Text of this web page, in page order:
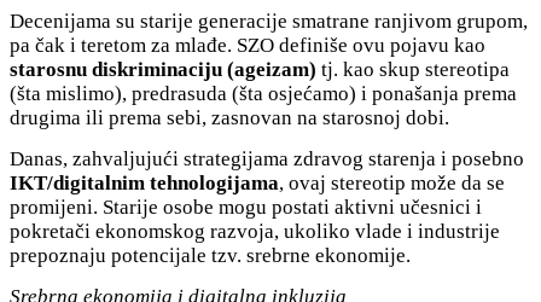
Decenijama su starije generacije smatrane ranjivom grupom,
pa čak i teretom za mlađe. SZO definiše ovu pojavu kao
starosnu diskriminaciju (ageizam) tj. kao skup stereotipa
(šta mislimo), predrasuda (šta osjećamo) i ponašanja prema
drugima ili prema sebi, zasnovan na starosnoj dobi.
Danas, zahvaljujući strategijama zdravog starenja i posebno
IKT/digitalnim tehnologijama, ovaj stereotip može da se
promijeni. Starije osobe mogu postati aktivni učesnici i
pokretači ekonomskog razvoja, ukoliko vlade i industrije
prepoznaju potencijale tzv. srebrne ekonomije.
Srebrna ekonomija i digitalna inkluzija